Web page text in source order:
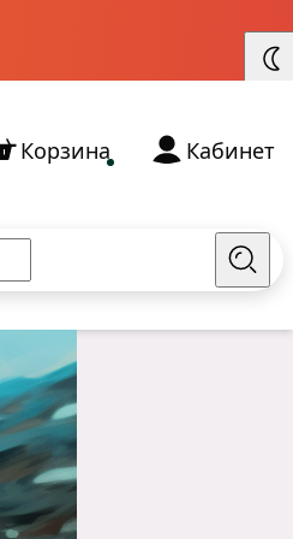
Богини: кто
Корзина Кабинет